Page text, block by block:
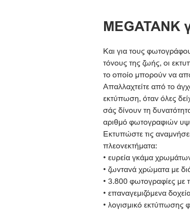
MEGATANK
Και για τους
τόνους της ζωής, οι
το οποίο μπορούν να
Απαλλαχτείτε από το
εκτύπωση, όταν όλες
σάς δίνουν τη
αριθμό φωτογραφιών
Εκτυπώστε τις
πλεονεκτήματα:
• ευρεία γκάμα
• ζωντανά χρώματα με
• 3.800 φωτογραφίες με
• επαναγεμιζόμενα
• λογισμικό εκτύπωσης